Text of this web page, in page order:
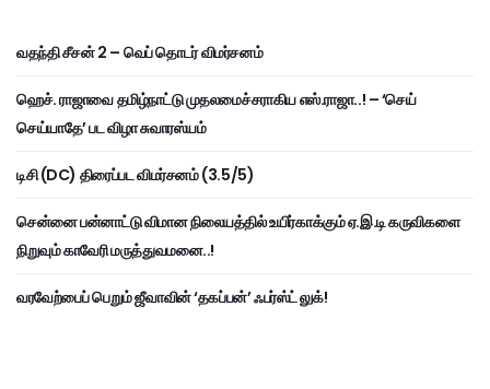
வதந்தி சீசன் 2 – வெப் தொடர் விமர்சனம்
ஹெச். ராஜாவை தமிழ்நாட்டு முதலமைச்சராகிய எஸ்.ராஜா..! – ‘செய்
செய்யாதே’ பட விழா சுவாரஸ்யம்
டிசி (DC) திரைப்பட விமர்சனம் (3.5/5)
சென்னை பன்னாட்டு விமான நிலையத்தில் உயிர்காக்கும் ஏ.இ.டி கருவிகளை
நிறுவும் காவேரி மருத்துவமனை..!
வரவேற்பைப் பெறும் ஜீவாவின் ‘தகப்பன்’ ஃபர்ஸ்ட் லுக்!